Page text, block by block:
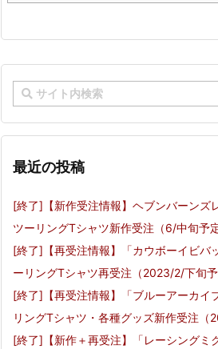
最近の投稿
[終了]【新作受注情報】ヘブンバーンズ
ツーリングTシャツ新作受注（6/中旬予定
[終了]【再受注情報】「カウボーイビバ
ーリングTシャツ再受注（2023/2/下旬予
[終了]【再受注情報】「ブルーアーカイ
リングTシャツ・各種グッズ新作受注（
[終了]【新作＋再受注】「レーシングミ